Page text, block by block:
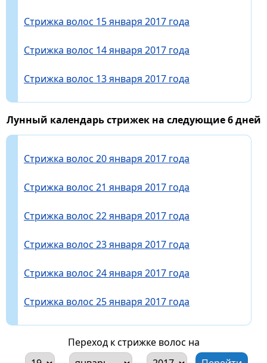
Стрижка волос 15 января 2017 года
Стрижка волос 14 января 2017 года
Стрижка волос 13 января 2017 года
Лунный календарь стрижек на следующие 6 дней
Стрижка волос 20 января 2017 года
Стрижка волос 21 января 2017 года
Стрижка волос 22 января 2017 года
Стрижка волос 23 января 2017 года
Стрижка волос 24 января 2017 года
Стрижка волос 25 января 2017 года
Переход к стрижке волос на